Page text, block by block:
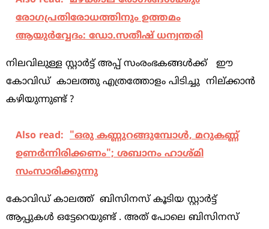
രോഗപ്രതിരോധത്തിനും ഉത്തമം
ആയുർവ്വേദം: ഡോ.സതീഷ് ധന്വന്തരി
നിലവിലുള്ള സ്റ്റാർട്ട് അപ്പ് സംരംഭകങ്ങൾക്ക്‌ ഈ
കോവിഡ് കാലത്തു എത്രത്തോളം പിടിച്ചു നില്ക്കാൻ
കഴിയുന്നുണ്ട് ?
Also read: "ഒരു കണ്ണുറങ്ങുമ്പോള്‍, മറുകണ്ണ്
ഉണര്‍ന്നിരിക്കണം"; ശബാനം ഹാശ്മി
സംസാരിക്കുന്നു
കോവിഡ് കാലത്ത് ബിസിനസ് കൂടിയ സ്റ്റാർട്ട്
ആപ്പുകൾ ഒട്ടേറെയുണ്ട് . അത് പോലെ ബിസിനസ്